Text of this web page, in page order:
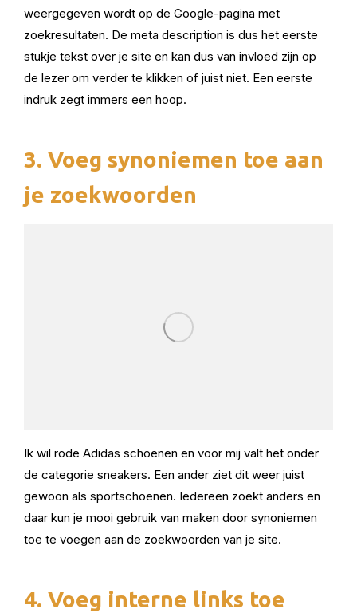
weergegeven wordt op de Google-pagina met
zoekresultaten. De meta description is dus het eerste
stukje tekst over je site en kan dus van invloed zijn op
de lezer om verder te klikken of juist niet. Een eerste
indruk zegt immers een hoop.
3. Voeg synoniemen toe aan
je zoekwoorden
Ik wil rode Adidas schoenen en voor mij valt het onder
de categorie sneakers. Een ander ziet dit weer juist
gewoon als sportschoenen. Iedereen zoekt anders en
daar kun je mooi gebruik van maken door synoniemen
toe te voegen aan de zoekwoorden van je site.
4. Voeg interne links toe